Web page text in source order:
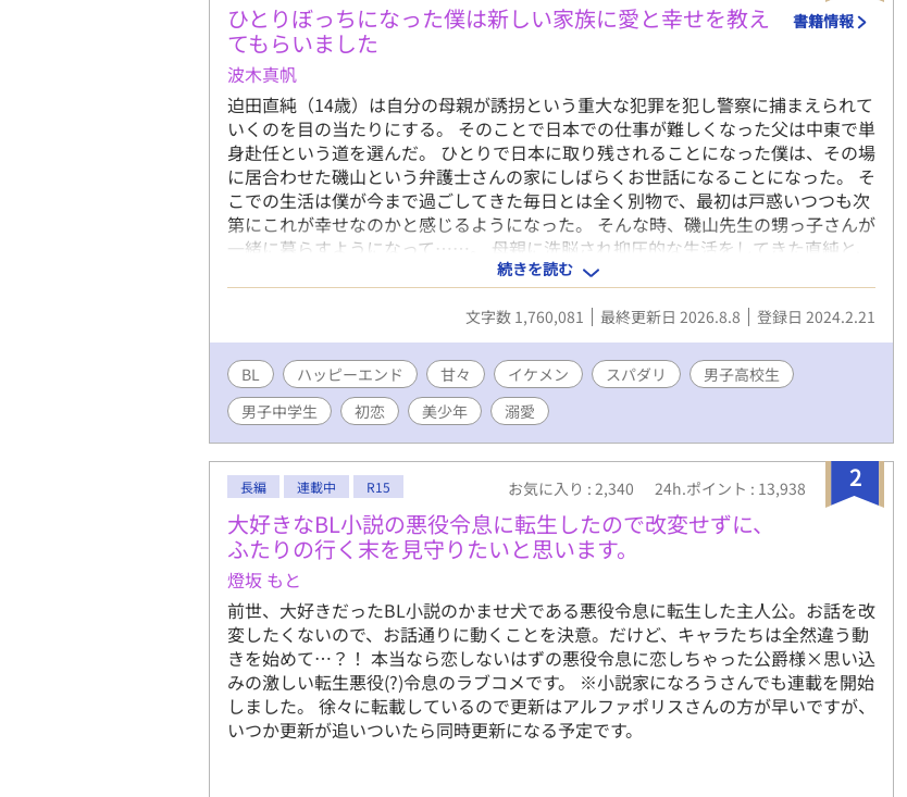
ひとりぼっちになった僕は新しい家族に愛と幸せを教え
てもらいました
波木真帆
書籍情報
迫田直純（14歳）は自分の母親が誘拐という重大な犯罪を犯し警察に捕まえられて
いくのを目の当たりにする。 そのことで日本での仕事が難しくなった父は中東で単
身赴任という道を選んだ。 ひとりで日本に取り残されることになった僕は、その場
に居合わせた磯山という弁護士さんの家にしばらくお世話になることになった。 そ
こでの生活は僕が今まで過ごしてきた毎日とは全く別物で、最初は戸惑いつつも次
第にこれが幸せなのかと感じるようになった。 そんな時、磯山先生の甥っ子さんが
一緒に暮らすようになって……。 母親に洗脳され抑圧的な生活をしてきた直純と、
直純に好意を持つ高校生の昇との可愛らしい恋のお話です。 こちらは『歩けなくな
ったお荷物な僕がセレブなイケメン社長に甘々なお世話されています』の中の脇カ
ップルだったのですが、最近ものすごくこの2人の出番が増えてきて主人公カップ
ルの話が進まないので、直純が磯山先生宅にお世話になるところから話を独立させ
ることにしました。 とりあえずあちらの話を移動させて少しずつ繋がりを綺麗にし
ようと思っています。 年齢の都合もありR18までは少しかかりますが、その場面に
は※つけます。
続きを読む
文字数 1,760,081 最終更新日 2026.8.8 登録日 2024.2.21
BL ハッピーエンド 甘々 イケメン スパダリ
男子高校生
男子中学生
初恋 美少年 溺愛
2
長編 連載中 R15 お気に入り : 2,340 24h.ポイント : 13,938
大好きなBL小説の悪役令息に転生したので改変せずに、
ふたりの行く末を見守りたいと思います。
燈坂 もと
前世、大好きだったBL小説のかませ犬である悪役令息に転生した主人公。お話を改
変したくないので、お話通りに動くことを決意。だけど、キャラたちは全然違う動
きを始めて…？！ 本当なら恋しないはずの悪役令息に恋しちゃった公爵様×思い込
みの激しい転生悪役(?)令息のラブコメです。 ※小説家になろうさんでも連載を開始
しました。 徐々に転載しているので更新はアルファポリスさんの方が早いですが、
いつか更新が追いついたら同時更新になる予定です。